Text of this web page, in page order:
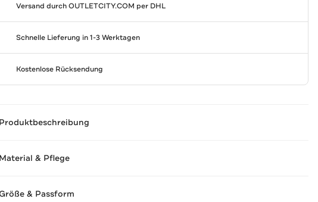
Versand durchOUTLETCITY.COM per DHL
Schnelle Lieferung in 1-3 Werktagen
Kostenlose Rücksendung
Produktbeschreibung
Material & Pflege
& Passform